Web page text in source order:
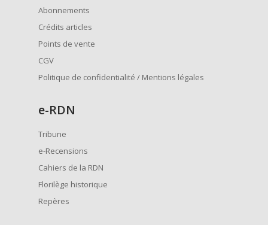
Abonnements
Crédits articles
Points de vente
CGV
Politique de confidentialité / Mentions légales
e-RDN
Tribune
e-Recensions
Cahiers de la RDN
Florilège historique
Repères